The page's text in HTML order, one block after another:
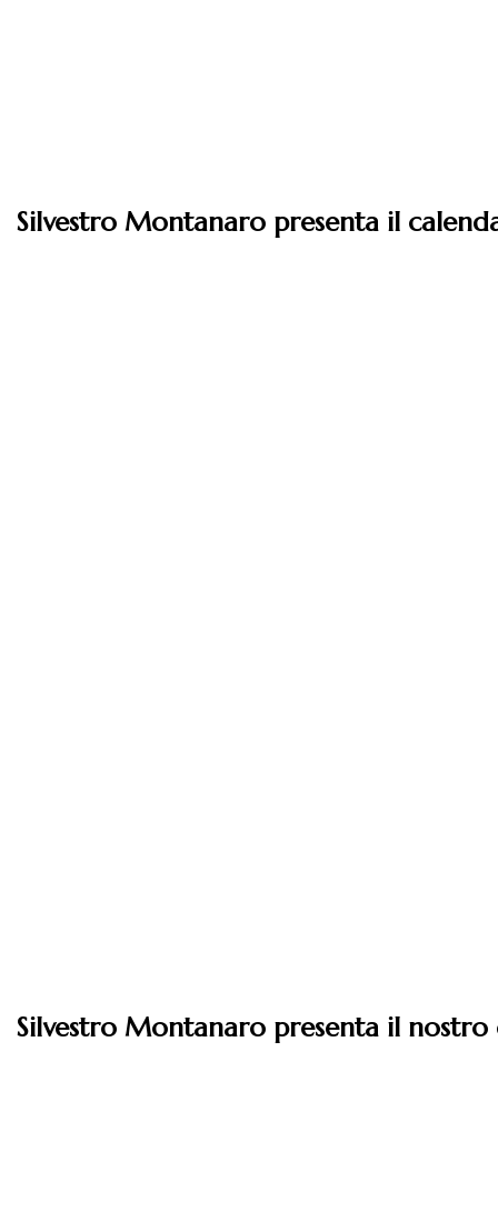
Silvestro Montanaro presenta il
Silvestro Montanaro presenta il nostro